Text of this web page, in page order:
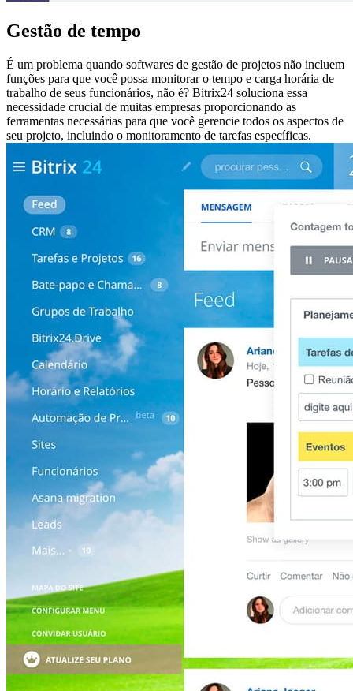
Gestão de tempo
É um problema quando softwares de gestão de projetos não incluem
funções para que você possa monitorar o tempo e carga horária de
trabalho de seus funcionários, não é? Bitrix24 soluciona essa
necessidade crucial de muitas empresas proporcionando as
ferramentas necessárias para que você gerencie todos os aspectos de
seu projeto, incluindo o monitoramento de tarefas específicas.